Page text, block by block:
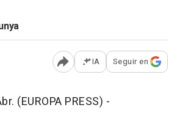
Abrir opciones para
IA Seguir en
(EUROPA PRESS) -